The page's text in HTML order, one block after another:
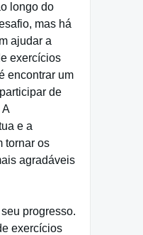
longo do
mas há
ajudar a
exercícios
encontrar um
de
e a
tornar os
agradáveis
progresso.
exercícios